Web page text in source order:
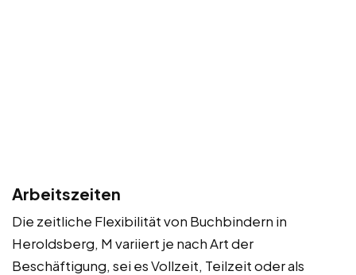
Arbeitszeiten
Die zeitliche Flexibilität von Buchbindern in
Heroldsberg, M variiert je nach Art der
Beschäftigung, sei es Vollzeit, Teilzeit oder als